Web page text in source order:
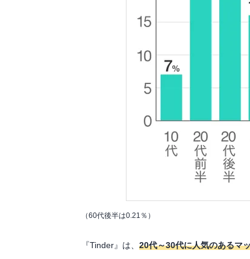
（60代後半は0.21％）
『Tinder』は、20代～30代に人気のあるマ